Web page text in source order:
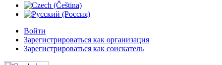
Войти
Зарегистрироваться как организация
Зарегистрироваться как соискатель